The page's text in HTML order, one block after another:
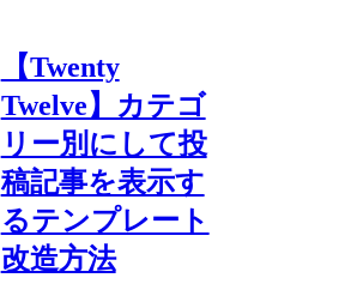
【Twenty
Twelve】カテゴ
リー別にして投
稿記事を表示す
るテンプレート
改造方法